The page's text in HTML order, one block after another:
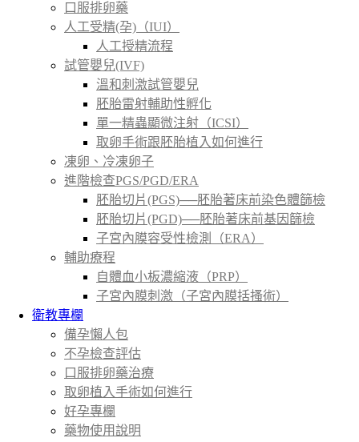
口服排卵藥
人工受精(孕)（IUI）
人工授精流程
試管嬰兒(IVF)
溫和刺激試管嬰兒
胚胎雷射輔助性孵化
單一精蟲顯微注射（ICSI）
取卵手術跟胚胎植入如何進行
凍卵、冷凍卵子
進階檢查PGS/PGD/ERA
胚胎切片(PGS)──胚胎著床前染色體篩檢
胚胎切片(PGD)──胚胎著床前基因篩檢
子宮內膜容受性檢測（ERA）
輔助療程
自體血小板濃縮液（PRP）
子宮內膜刺激（子宮內膜括搔術）
衛教專欄
備孕懶人包
不孕檢查評估
口服排卵藥治療
取卵植入手術如何進行
好孕專欄
藥物使用說明